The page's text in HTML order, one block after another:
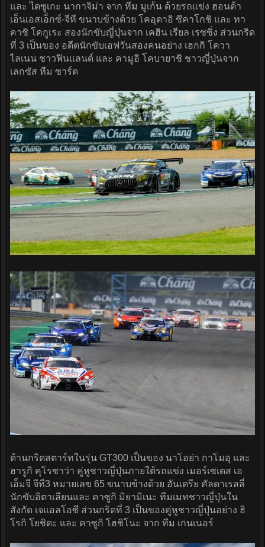
และ ไดซูเกะ นากาจิม่า จาก ทีม มูเก้น ด้วยรถแข่ง ฮอนด้า
เอ็นเอสเอ็กซ์-จีที ขนาบข้างด้วย โคอุดาอิ ซึคาโกชิ และ ทา
คาชิ โคกูเระ สองนักขับญี่ปุ่นจาก เคฮิน เรียล เรซซิ่ง ส่วนกริด
ที่ 3 เป็นของ อดีตนักขับเอฟวันสองคนอย่าง เฮกกิ โควา
ไลเนน ชาวฟินแลนด์ และ คามูอิ โคบายาชิ ชาวญี่ปุ่นจาก
เลกซัส ทีม ซาร์ด
ด้านกริดสตาร์ทในรุ่น GT300 เป็นของ นาโอย่า กาโมอุ และ
ฮารูกิ คุโรซาว่า คู่หูชาวญี่ปุ่นภายใต้รถแข่ง เมอร์เซเดส เอ
เอ็มจี จีที3 หมายเลข 65 ขนาบข้างด้วย อันเดรีย คัลดาเรลลี่
นักขับอิตาเลียนและ คาซูกิ มิยามิเนะ ทีมเมทชาวญี่ปุ่นใน
สังกัด เจแอลโอซี ส่วนกริดที่ 3 เป็นของคู่หูชาวญี่ปุ่นอย่าง ฮิ
โรกิ โยชิดะ และ คาซูกิ โฮชิโนะ จาก ทีม เกนเนอร์